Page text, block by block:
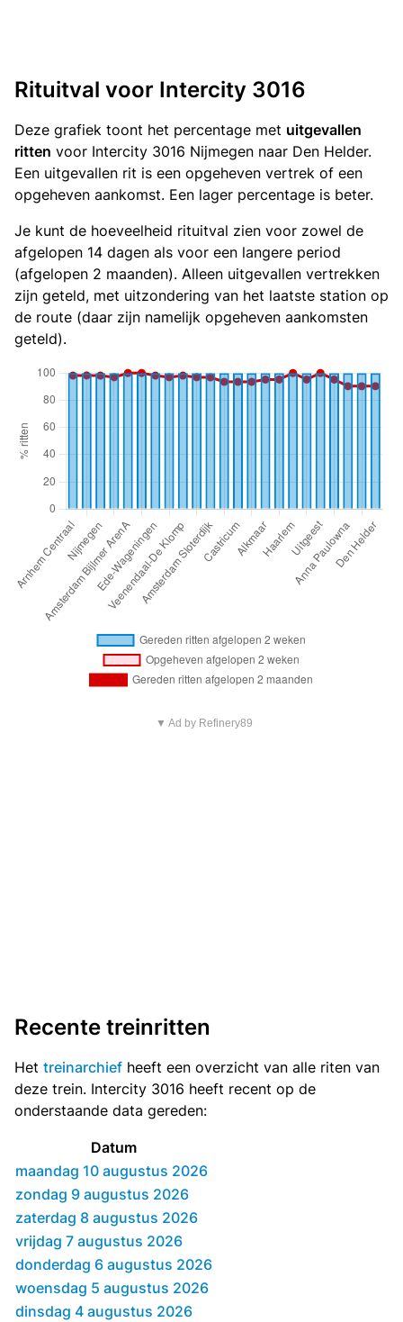
Rituitval voor Intercity 3016
Deze grafiek toont het percentage met uitgevallen
ritten voor Intercity 3016 Nijmegen naar Den Helder.
Een uitgevallen rit is een opgeheven vertrek of een
opgeheven aankomst. Een lager percentage is beter.
Je kunt de hoeveelheid rituitval zien voor zowel de
afgelopen 14 dagen als voor een langere period
(afgelopen 2 maanden). Alleen uitgevallen vertrekken
zijn geteld, met uitzondering van het laatste station op
de route (daar zijn namelijk opgeheven aankomsten
geteld).
▼ Ad by Refinery89
Recente treinritten
Het treinarchief heeft een overzicht van alle riten van
deze trein. Intercity 3016 heeft recent op de
onderstaande data gereden:
Datum
maandag 10 augustus 2026
zondag 9 augustus 2026
zaterdag 8 augustus 2026
vrijdag 7 augustus 2026
donderdag 6 augustus 2026
woensdag 5 augustus 2026
dinsdag 4 augustus 2026